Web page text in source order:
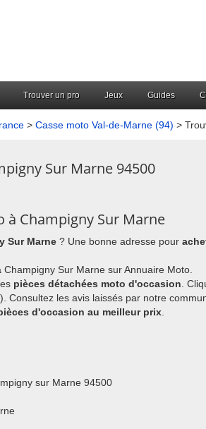
Trouver un pro Jeux Guides
> Casse moto Val-de-Marne (94) >
Sur Marne 94500
à Champigny Sur Marne
Sur Marne ? Une bonne adresse pour
Sur Marne sur Annuaire Moto.
pièces détachées moto d'occasion .
Consultez les avis laissés par notre
d'occasion au meilleur prix
sur Marne 94500